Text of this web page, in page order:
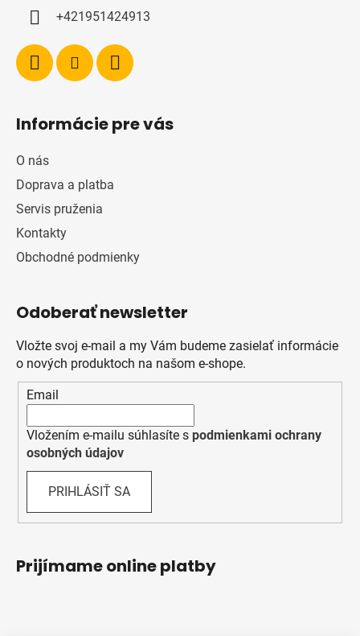
+421951424913
Informácie pre vás
O nás
Doprava a platba
Servis pruženia
Kontakty
Obchodné podmienky
Odoberať newsletter
Vložte svoj e-mail a my Vám budeme zasielať informácie
o nových produktoch na našom e-shope.
Email
Vložením e-mailu súhlasíte s podmienkami ochrany
osobných údajov
PRIHLÁSIŤ SA
Prijímame online platby